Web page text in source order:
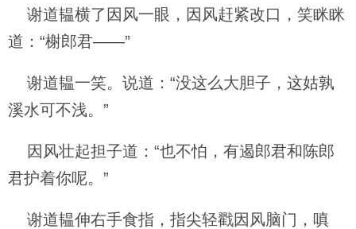
谢道韫横了因风一眼，因风赶紧改口，笑眯眯
道：“榭郎君——”
谢道韫一笑。说道：“没这么大胆子，这姑孰
溪水可不浅。”
因风壮起担子道：“也不怕，有遏郎君和陈郎
君护着你呢。”
谢道韫伸右手食指，指尖轻戳因风脑门，嗔